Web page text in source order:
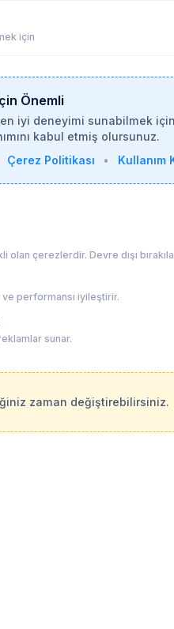
bilimsel niteliği açısından kritik
için ulaşabilirsiniz.
için
Önemli
iyi deneyimi sunabilmek
kabul etmiş olursunuz.
Çerez Politikası • Kullanım
olan çerezlerdir. Devre dışı
ve performansı iyileştirir.
sunar.
zaman değiştirebilirsiniz.